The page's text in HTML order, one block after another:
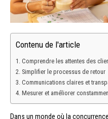
Contenu de l'article
Comprendre les attentes des
Simplifier le processus de retour
Communications claires et
Mesurer et améliorer
Dans un monde où la